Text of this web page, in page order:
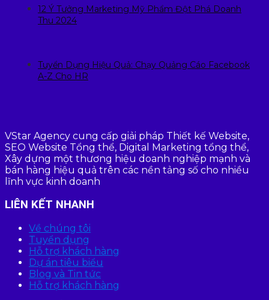
12 Ý Tưởng Marketing Mỹ Phẩm Đột Phá Doanh
Thu 2024
Tuyển Dụng Hiệu Quả: Chạy Quảng Cáo Facebook
A-Z Cho HR
VStar Agency cung cấp giải pháp Thiết kế Website,
SEO Website Tổng thể, Digital Marketing tổng thể,
Xây dựng một thương hiệu doanh nghiệp mạnh và
bán hàng hiệu quả trên các nền tảng số cho nhiều
lĩnh vực kinh doanh
LIÊN KẾT NHANH
Về chúng tôi
Tuyển dụng
Hỗ trợ khách hàng
Dự án tiêu biểu
Blog và Tin tức
Hỗ trợ khách hàng